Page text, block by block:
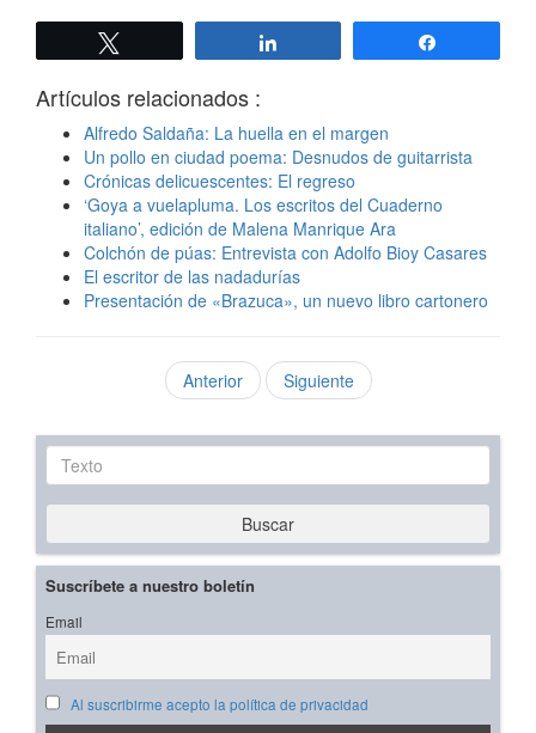
Artículos relacionados :
Alfredo Saldaña: La huella en el margen
Un pollo en ciudad poema: Desnudos de guitarrista
Crónicas delicuescentes: El regreso
‘Goya a vuelapluma. Los escritos del Cuaderno
italiano’, edición de Malena Manrique Ara
Colchón de púas: Entrevista con Adolfo Bioy Casares
El escritor de las nadadurías
Presentación de «Brazuca», un nuevo libro cartonero
Anterior Siguiente
Texto
Buscar
Suscríbete a nuestro boletín
Email
Al suscribirme acepto la política de privacidad